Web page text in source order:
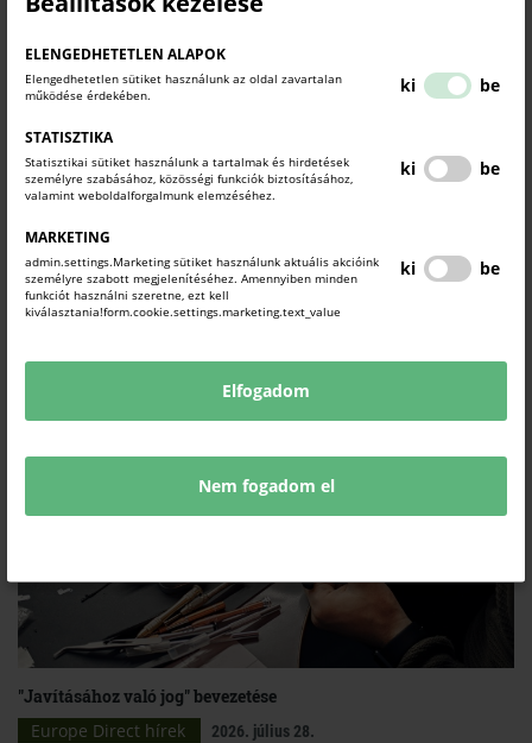
ELENGEDHETETLEN ALAPOK
Elengedhetetlen sütiket használunk az oldal zavartalan
működése érdekében.
ki be
STATISZTIKA
Statisztikai sütiket használunk a tartalmak és hirdetések
személyre szabásához, közösségi funkciók biztosításához,
valamint weboldalforgalmunk elemzéséhez.
ki be
MARKETING
admin.settings.Marketing sütiket használunk aktuális akcióink
személyre szabott megjelenítéséhez. Amennyiben minden
funkciót használni szeretne, ezt kell
kiválasztania!form.cookie.settings.marketing.text_value
ki be
Elfogadom
Nem fogadom el
Külgazdasági és Külügyminisztérium, valamint az egyes országokba
a magyar állampolgárok részére széleskörű tájékoztatást nyújtani a
rendelkezésre álló információk alapján. Ugyanakkor a beutazási,
változhat az adott ország tekintetében, melyről a Külgazdasági és
Külügyminisztérium nem minden esetben kap tájékoztatást.
TUDJON MEG TÖBBET.
"Javításához való jog" bevezetése
Europe Direct hírek
2026. július 28.